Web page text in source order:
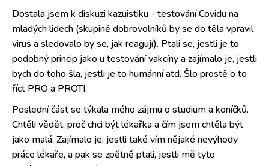
Dostala jsem k diskuzi kazuistiku - testování Covidu na
mladých lidech (skupině dobrovolníků by se do těla vpravil
virus a sledovalo by se, jak reagují). Ptali se, jestli je to
podobný princip jako u testování vakcíny a zajímalo je, jestli
bych do toho šla, jestli je to humánní atd. Šlo prostě o to
říct PRO a PROTI.
Poslední část se týkala mého zájmu o studium a koníčků.
Chtěli vědět, proč chci být lékařka a čím jsem chtěla být
jako malá. Zajímalo je, jestli také vím nějaké nevýhody
práce lékaře, a pak se zpětně ptali, jestli mě tyto